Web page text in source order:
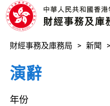
財經事務及庫務局 新聞
演辭
年份